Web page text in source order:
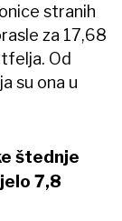
stranih
za 17,68
Od
su ona u
štednje
7,8